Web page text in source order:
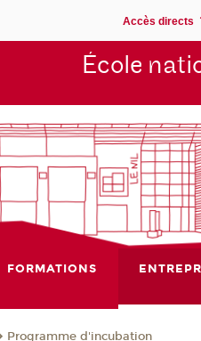
Accès directs
École
FORMATIONS
Programme d'incubation